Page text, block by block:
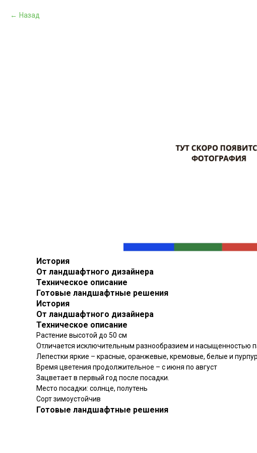
Назад
История
От ландшафтного дизайнера
Техническое описание
Готовые ландшафтные решения
История
От ландшафтного дизайнера
Техническое описание
Растение высотой до 50 см
Отличается исключительным разнообразием и насыщенностью
Лепестки яркие – красные, оранжевые, кремовые, белые и
Время цветения продолжительное – с июня по август
Зацветает в первый год после посадки.
Место посадки: солнце, полутень
Сорт зимоустойчив
Готовые ландшафтные решения